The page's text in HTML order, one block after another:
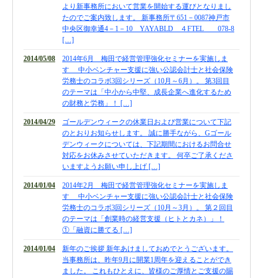
会社設立0円プラン
株式会社設立
合同会社設立
社団法人設立
財団法人設立
NPO法人設立
当事務所に依頼するメリット
経営革新計画取得支援
経営革新計画の内容
承認のメリット
承認要件
留意事項
当税理士法人のサービス
資金調達支援
より新事務所において営業を開始する運びとなりまし
たのでご案内致します。 新事務所〒651－0087神戸市
中央区御幸通4－1－10 YAYABLD ４FTEL 078-8
[…]
2014/05/08
2014年6月 梅田で経営管理強化セミナーを実施しま
す 中小ベンチャー支援に強い公認会計士と社会保険
労務士のコラボ3回シリーズ（10月～6月）。 第3回目
のテーマは「中小から中堅、成長企業へ進化するため
の財務と労務」！ […]
2014/04/29
ゴールデンウィークの休業日および営業について下記
のとおりお知らせします。 誠に勝手ながら、Gゴール
デンウィークについては、下記期間におけるお問合せ
対応をお休みさせていただきます。 何卒ご了承くださ
いますようお願い申し上げ […]
2014/01/04
2014年2月 梅田で経営管理強化セミナーを実施しま
す 中小ベンチャー支援に強い公認会計士と社会保険
労務士のコラボ3回シリーズ（10月～3月）。 第２回目
のテーマは「創業時の経営支援（ヒトとカネ）」！
①「融資に勝てる […]
2014/01/04
新年のご挨拶 新年あけましておめでとうございます。
当事務所は、昨年9月に開業1周年を迎えることができ
ました。 これもひとえに、皆様のご厚情とご支援の賜